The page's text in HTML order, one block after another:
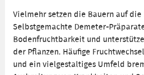
Vielmehr setzen die Bauern auf
Selbstgemachte Demeter-
Bodenfruchtbarkeit und
der Pflanzen. Häufige
und ein vielgestaltiges Umfeld